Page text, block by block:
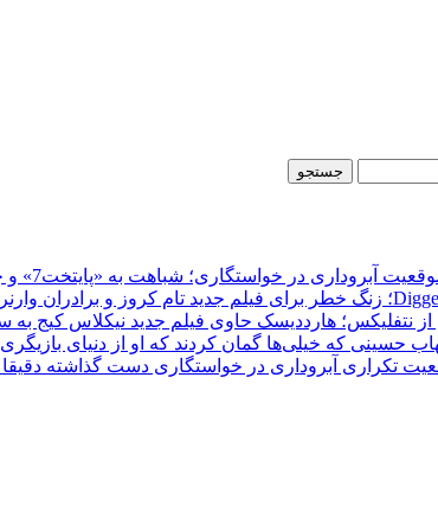
در خواستگاری؛ شباهت به «پایتخت7» و چرخش بر مدار تکرار
حسینی که خیلی‌ها گمان کردند که او از دنیای
آبروداری در خواستگاری دست گذاشته دقیقا مثل «پایتخت7»